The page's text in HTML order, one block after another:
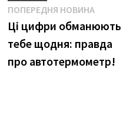
Навігація
записів
ПОПЕРЕДНЯ НОВИНА
новина
Ці цифри обманюють
тебе щодня: правда
про автотермометр!